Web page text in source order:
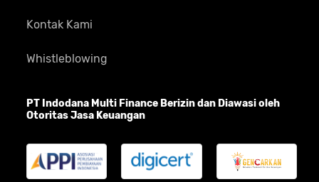
Kontak Kami
Whistleblowing
PT Indodana Multi Finance Berizin dan Diawasi oleh
Otoritas Jasa Keuangan